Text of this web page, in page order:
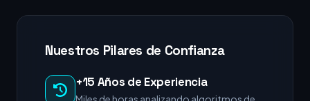
Nuestros Pilares de Confianza
+15 Años de Experiencia